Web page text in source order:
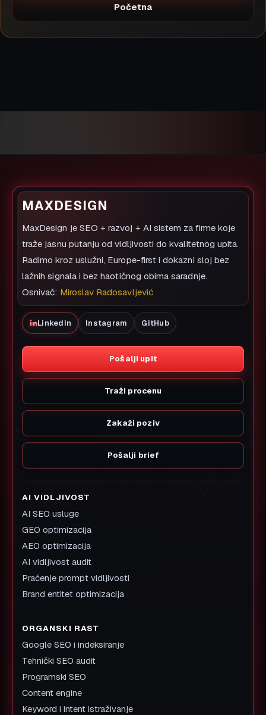
Početna
MAXDESIGN
MaxDesign je SEO + razvoj + AI sistem za firme koje
traže jasnu putanju od vidljivosti do kvalitetnog upita.
Radimo kroz uslužni, Europe-first i dokazni sloj bez
lažnih signala i bez haotičnog obima saradnje.
Osnivač: Miroslav Radosavljević
LinkedIn Instagram GitHub
Pošalji upit
Traži procenu
Zakaži poziv
Pošalji brief
AI VIDLJIVOST
AI SEO usluge
GEO optimizacija
AEO optimizacija
AI vidljivost audit
Praćenje prompt vidljivosti
Brand entitet optimizacija
ORGANSKI RAST
Google SEO i indeksiranje
Tehnički SEO audit
Programski SEO
Content engine
Keyword i intent istraživanje